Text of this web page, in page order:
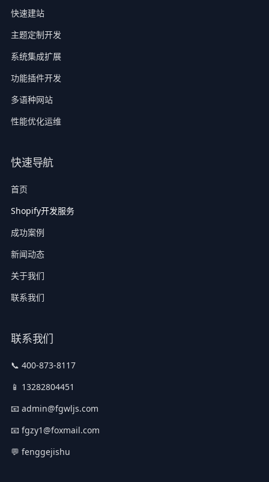
快速建站
主题定制开发
系统集成扩展
功能插件开发
多语种网站
性能优化运维
快速导航
首页
Shopify开发服务
成功案例
新闻动态
关于我们
联系我们
联系我们
📞 400-873-8117
📱 13282804451
📧 admin@fgwljs.com
📧 fgzy1@foxmail.com
💬 fenggejishu